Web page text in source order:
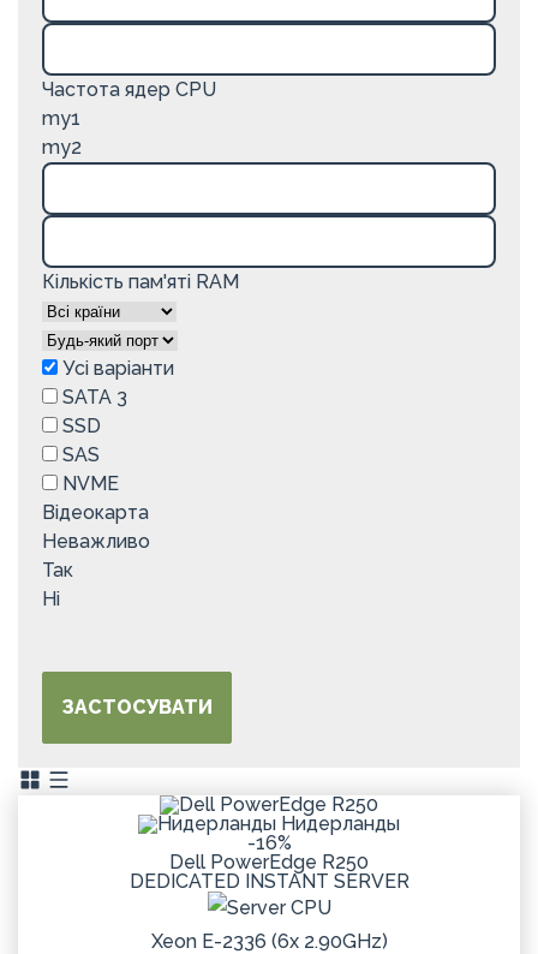
Частота ядер CPU
my1
my2
Кількість пам'яті RAM
Усі варіанти
SATA 3
SSD
SAS
NVME
Відеокарта
Неважливо
Так
Ні
ЗАСТОСУВАТИ
Нидерланды
-16%
Dell PowerEdge R250
DEDICATED INSTANT SERVER
Xeon E-2336 (6x 2.90GHz)